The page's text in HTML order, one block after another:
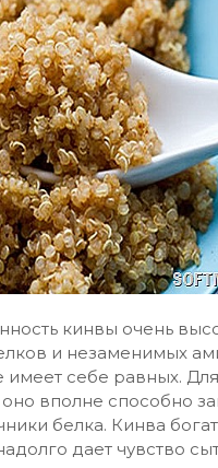
кинвы очень
и незаменимых
имеет себе равных. Для
вполне способно
белка. Кинва
дает чувство